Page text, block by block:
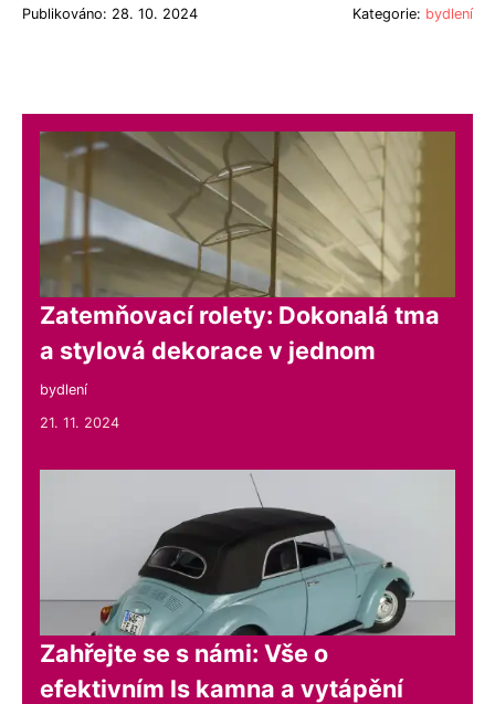
Publikováno: 28. 10. 2024 Kategorie: bydlení
Zatemňovací rolety: Dokonalá tma
a stylová dekorace v jednom
bydlení
21. 11. 2024
Zahřejte se s námi: Vše o
efektivním ls kamna a vytápění